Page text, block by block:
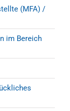
(MFA) /
im Bereich